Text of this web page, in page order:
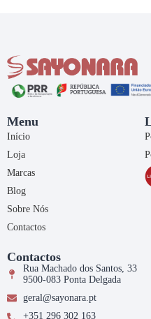
Menu
Início
Loja
Marcas
Blog
Sobre Nós
Contactos
Contactos
Rua Machado dos Santos, 33
9500-083 Ponta Delgada
geral@sayonara.pt
+351 296 302 163